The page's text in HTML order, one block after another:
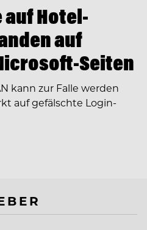
Hotel-
auf
Seiten
kann zur Falle werden
auf gefälschte Login-